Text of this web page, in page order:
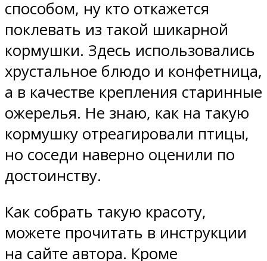
способом, ну кто откажется
поклевать из такой шикарной
кормушки. Здесь использовались
хрустальное блюдо и конфетница,
а в качестве крепления старинные
ожерелья. Не знаю, как на такую
кормушку отреагировали птицы,
но соседи наверно оценили по
достоинству.
Как собрать такую красоту,
можете прочитать в инструкции
на сайте автора. Кроме